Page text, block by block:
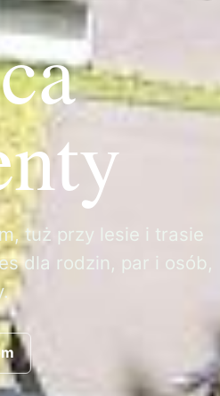
tuż przy lesie i trasie
dla rodzin, par i osób,